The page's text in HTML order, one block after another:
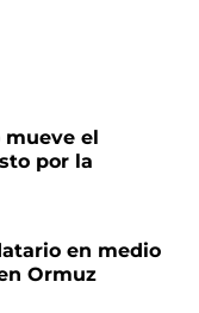
el
por la
en medio
Ormuz